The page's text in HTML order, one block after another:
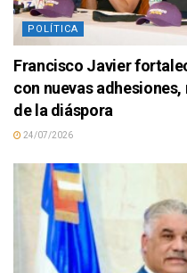
POLÍTICA
Francisco Javier
con nuevas
de la diáspora
24/07/2026